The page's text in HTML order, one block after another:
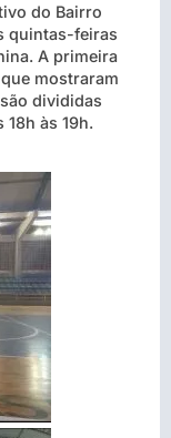
do Bairro
quintas-feiras
A primeira
mostraram
divididas
18h às 19h.